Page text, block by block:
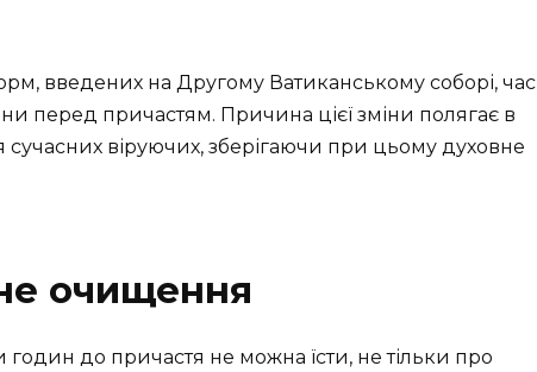
введених на Другому Ватиканському соборі, час
перед причастям. Причина цієї зміни полягає в
сучасних віруючих, зберігаючи при цьому духовне
очищення
годин до причастя не можна їсти, не тільки про